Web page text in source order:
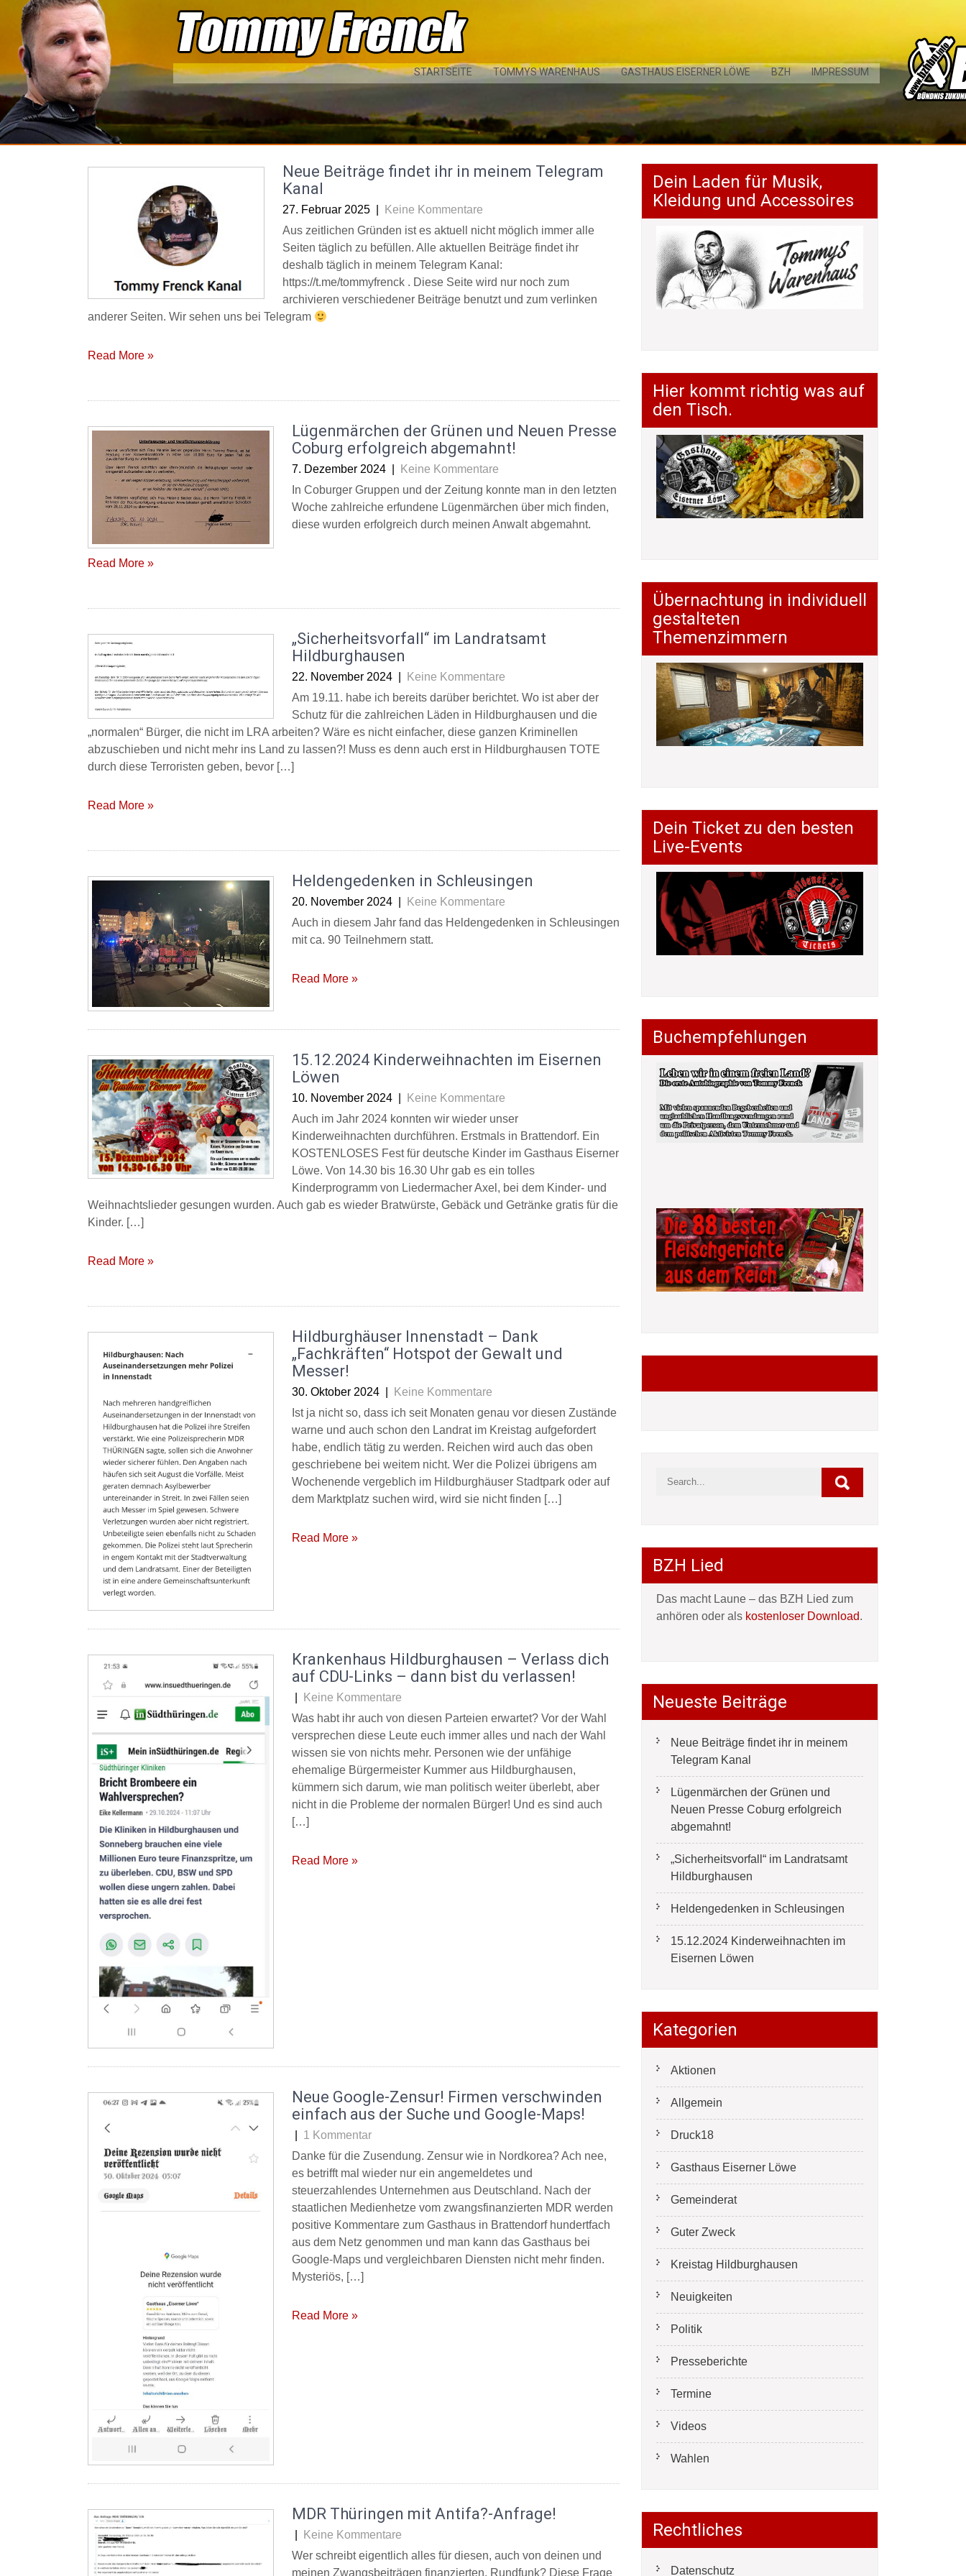
content
STARTSEITE TOMMYS WARENHAUS GASTHAUS EISERNER LÖWE BZH IMPRESSUM
Neue Beiträge findet ihr in meinem Telegram
Kanal
27. Februar 2025
Keine Kommentare
Aus zeitlichen Gründen ist es aktuell nicht möglich immer alle
Seiten täglich zu befüllen. Alle aktuellen Beiträge findet ihr
deshalb täglich in meinem Telegram Kanal:
https://t.me/tommyfrenck . Diese Seite wird nur noch zum
archivieren verschiedener Beiträge benutzt und zum verlinken
anderer Seiten. Wir sehen uns bei Telegram
Read More »
Lügenmärchen der Grünen und Neuen Presse
Coburg erfolgreich abgemahnt!
7. Dezember 2024
Keine Kommentare
In Coburger Gruppen und der Zeitung konnte man in den letzten
Woche zahlreiche erfundene Lügenmärchen über mich finden,
diese wurden erfolgreich durch meinen Anwalt abgemahnt.
Read More »
„Sicherheitsvorfall“ im Landratsamt
Hildburghausen
22. November 2024
Keine Kommentare
Am 19.11. habe ich bereits darüber berichtet. Wo ist aber der
Schutz für die zahlreichen Läden in Hildburghausen und die
„normalen“ Bürger, die nicht im LRA arbeiten? Wäre es nicht einfacher, diese ganzen Kriminellen
abzuschieben und nicht mehr ins Land zu lassen?! Muss es denn auch erst in Hildburghausen TOTE
durch diese Terroristen geben, bevor […]
Read More »
Heldengedenken in Schleusingen
20. November 2024
Keine Kommentare
Auch in diesem Jahr fand das Heldengedenken in Schleusingen
mit ca. 90 Teilnehmern statt.
Read More »
15.12.2024 Kinderweihnachten im Eisernen
Löwen
10. November 2024
Keine Kommentare
Auch im Jahr 2024 konnten wir wieder unser
Kinderweihnachten durchführen. Erstmals in Brattendorf. Ein
KOSTENLOSES Fest für deutsche Kinder im Gasthaus Eiserner
Löwe. Von 14.30 bis 16.30 Uhr gab es ein tolles
Kinderprogramm von Liedermacher Axel, bei dem Kinder- und
Weihnachtslieder gesungen wurden. Auch gab es wieder Bratwürste, Gebäck und Getränke gratis für die
Kinder. […]
Read More »
Hildburghäuser Innenstadt – Dank
„Fachkräften“ Hotspot der Gewalt und
Messer!
30. Oktober 2024
Keine Kommentare
Ist ja nicht so, dass ich seit Monaten genau vor diesen Zustände
warne und auch schon den Landrat im Kreistag aufgefordert
habe, endlich tätig zu werden. Reichen wird auch das oben
geschriebene bei weitem nicht. Wer die Polizei übrigens am
Wochenende vergeblich im Hildburghäuser Stadtpark oder auf
dem Marktplatz suchen wird, wird sie nicht finden […]
Read More »
Krankenhaus Hildburghausen – Verlass dich
auf CDU-Links – dann bist du verlassen!
Keine Kommentare
Was habt ihr auch von diesen Parteien erwartet? Vor der Wahl
versprechen diese Leute euch immer alles und nach der Wahl
wissen sie von nichts mehr. Personen wie der unfähige
ehemalige Bürgermeister Kummer aus Hildburghausen,
kümmern sich darum, wie man politisch weiter überlebt, aber
nicht in die Probleme der normalen Bürger! Und es sind auch
[…]
Read More »
Neue Google-Zensur! Firmen verschwinden
einfach aus der Suche und Google-Maps!
1 Kommentar
Danke für die Zusendung. Zensur wie in Nordkorea? Ach nee,
es betrifft mal wieder nur ein angemeldetes und
steuerzahlendes Unternehmen aus Deutschland. Nach der
staatlichen Medienhetze vom zwangsfinanzierten MDR werden
positive Kommentare zum Gasthaus in Brattendorf hundertfach
aus dem Netz genommen und man kann das Gasthaus bei
Google-Maps und vergleichbaren Diensten nicht mehr finden.
Mysteriös, […]
Read More »
MDR Thüringen mit Antifa?-Anfrage!
Keine Kommentare
Wer schreibt eigentlich alles für diesen, auch von deinen und
meinen Zwangsbeiträgen finanzierten, Rundfunk? Diese Frage
Dein Laden für Musik,
Kleidung und Accessoires
Hier kommt richtig was auf
den Tisch.
Übernachtung in individuell
gestalteten
Themenzimmern
Dein Ticket zu den besten
Live-Events
Buchempfehlungen
BZH Lied
Das macht Laune – das BZH Lied zum
anhören oder als kostenloser Download.
Neueste Beiträge
Neue Beiträge findet ihr in meinem
Telegram Kanal
Lügenmärchen der Grünen und
Neuen Presse Coburg erfolgreich
abgemahnt!
„Sicherheitsvorfall“ im Landratsamt
Hildburghausen
Heldengedenken in Schleusingen
15.12.2024 Kinderweihnachten im
Eisernen Löwen
Kategorien
Aktionen
Allgemein
Druck18
Gasthaus Eiserner Löwe
Gemeinderat
Guter Zweck
Kreistag Hildburghausen
Neuigkeiten
Politik
Presseberichte
Termine
Videos
Wahlen
Rechtliches
Datenschutz